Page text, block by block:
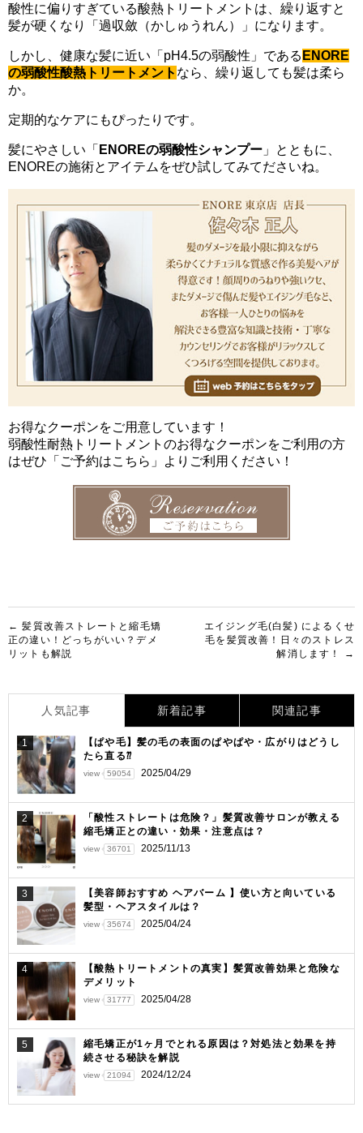
酸性に偏りすぎている酸熱トリートメントは、繰り返すと
髪が硬くなり「過収斂（かしゅうれん）」になります。
しかし、健康な髪に近い「pH4.5の弱酸性」である ENORE
の弱酸性酸熱トリートメント なら、繰り返しても髪は柔ら
か。
定期的なケアにもぴったりです。
髪にやさしい「 ENOREの弱酸性シャンプー 」とともに、
ENOREの施術とアイテムをぜひ試してみてださいね。
お得なクーポンをご用意しています！
弱酸性耐熱トリートメントのお得なクーポンをご利用の方
はぜひ「ご予約はこちら」よりご利用ください！
投
稿
ー
シ
ョ
ン
← 髪質改善ストレートと縮毛矯
正の違い！どっちがいい？デメ
リットも解説
エイジング毛(白髪) によるくせ
毛を髪質改善！日々のストレス
解消します！ →
人気記事 新着記事 関連記事
1
【ぱや毛】髪の毛の表面のぱやぱや・広がりはどうし
たら直る⁇
view 59054 2025/04/29
2
「酸性ストレートは危険？」髪質改善サロンが教える
縮毛矯正との違い・効果・注意点は？
view 36701 2025/11/13
3
【美容師おすすめ ヘアバーム 】使い方と向いている
髪型・ヘアスタイルは？
view 35674 2025/04/24
4
【酸熱トリートメントの真実】髪質改善効果と危険な
デメリット
view 31777 2025/04/28
5
縮毛矯正が1ヶ月でとれる原因は？対処法と効果を持
続させる秘訣を解説
view 21094 2024/12/24